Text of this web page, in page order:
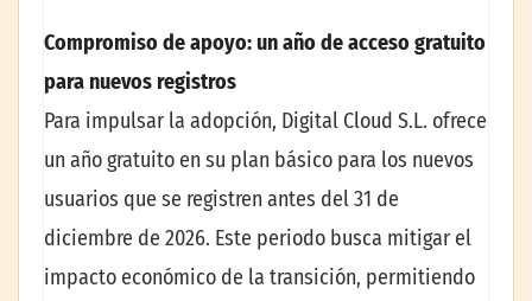
Compromiso de apoyo: un año de acceso gratuito
para nuevos registros
Para impulsar la adopción, Digital Cloud S.L. ofrece
un año gratuito en su plan básico para los nuevos
usuarios que se registren antes del 31 de
diciembre de 2026. Este periodo busca mitigar el
impacto económico de la transición, permitiendo